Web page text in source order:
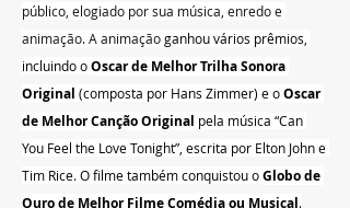
público, elogiado por sua música, enredo e
animação. A animação ganhou vários prêmios,
incluindo o Oscar de Melhor Trilha Sonora
Original (composta por Hans Zimmer) e o Oscar
de Melhor Canção Original pela música “Can
You Feel the Love Tonight”, escrita por Elton John e
Tim Rice. O filme também conquistou o Globo de
Ouro de Melhor Filme Comédia ou Musical.